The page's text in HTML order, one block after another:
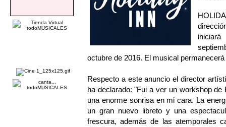
octubre de 2016. El musical
Respecto a este anuncio el director
ha declarado: "Fui a ver un workshop
una enorme sonrisa en mi cara. La
un gran nuevo libreto y una
frescura, además de las atemporales